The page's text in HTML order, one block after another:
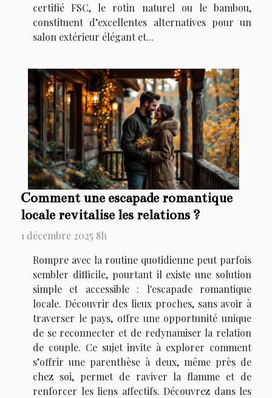
certifié FSC, le rotin naturel ou le bambou,
constituent d’excellentes alternatives pour un
salon extérieur élégant et...
Comment une escapade romantique
locale revitalise les relations ?
1 décembre 2025 8h
Rompre avec la routine quotidienne peut parfois
sembler difficile, pourtant il existe une solution
simple et accessible : l'escapade romantique
locale. Découvrir des lieux proches, sans avoir à
traverser le pays, offre une opportunité unique
de se reconnecter et de redynamiser la relation
de couple. Ce sujet invite à explorer comment
s’offrir une parenthèse à deux, même près de
chez soi, permet de raviver la flamme et de
renforcer les liens affectifs. Découvrez dans les